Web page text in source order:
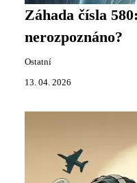
Záhada čísla
nerozpoznáno?
Ostatní
13. 04. 2026